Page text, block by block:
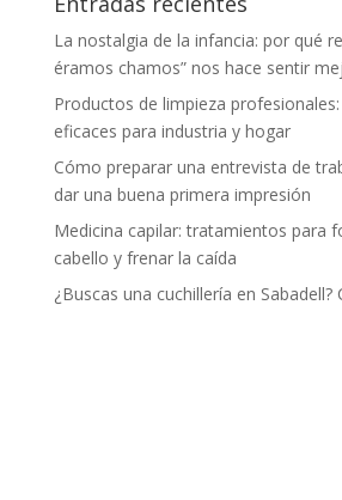
La nostalgia de la infancia: por qué
éramos chamos” nos hace sentir
Productos de limpieza
eficaces para industria y hogar
Cómo preparar una entrevista de
dar una buena primera impresión
Medicina capilar: tratamientos para
cabello y frenar la caída
¿Buscas una cuchillería en Sabadell?